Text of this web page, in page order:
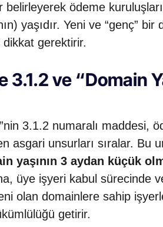
ödeme
yaşıdır. Yeni ve “genç” bir
gerektirir.
ve “Domain
3.1.2 numaralı maddesi,
asgari unsurları sıralar. Bu
yaşının 3 aydan küçük
üye işyeri kabul sürecinde
olan domainlere sahip
getirir.